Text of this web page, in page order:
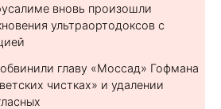
вновь произошли
ультраортодоксов с
главу «Моссад» Гофмана
чистках» и удалении